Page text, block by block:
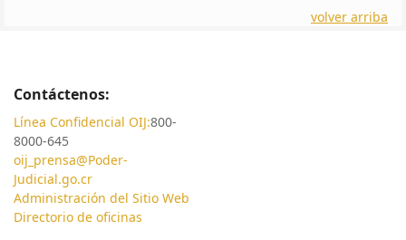
volver arriba
Contáctenos:
Línea Confidencial OIJ:800-
8000-645
oij_prensa@Poder-
Judicial.go.cr
Administración del Sitio Web
Directorio de oficinas